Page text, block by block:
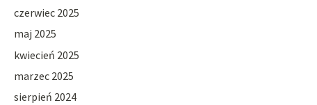
czerwiec 2025
maj 2025
kwiecień 2025
marzec 2025
sierpień 2024